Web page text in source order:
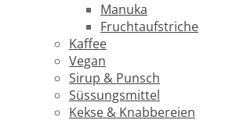
Manuka
Fruchtaufstriche
Kaffee
Vegan
Sirup & Punsch
Süssungsmittel
Kekse & Knabbereien